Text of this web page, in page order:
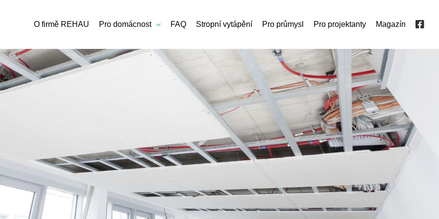
O firmě REHAU Pro domácnost FAQ Stropní vytápění Pro průmysl Pro projektanty Magazín